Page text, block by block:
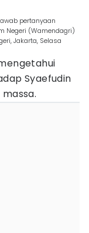
pertanyaan
Negeri (Wamendagri)
Jakarta, Selasa
Syaefudin